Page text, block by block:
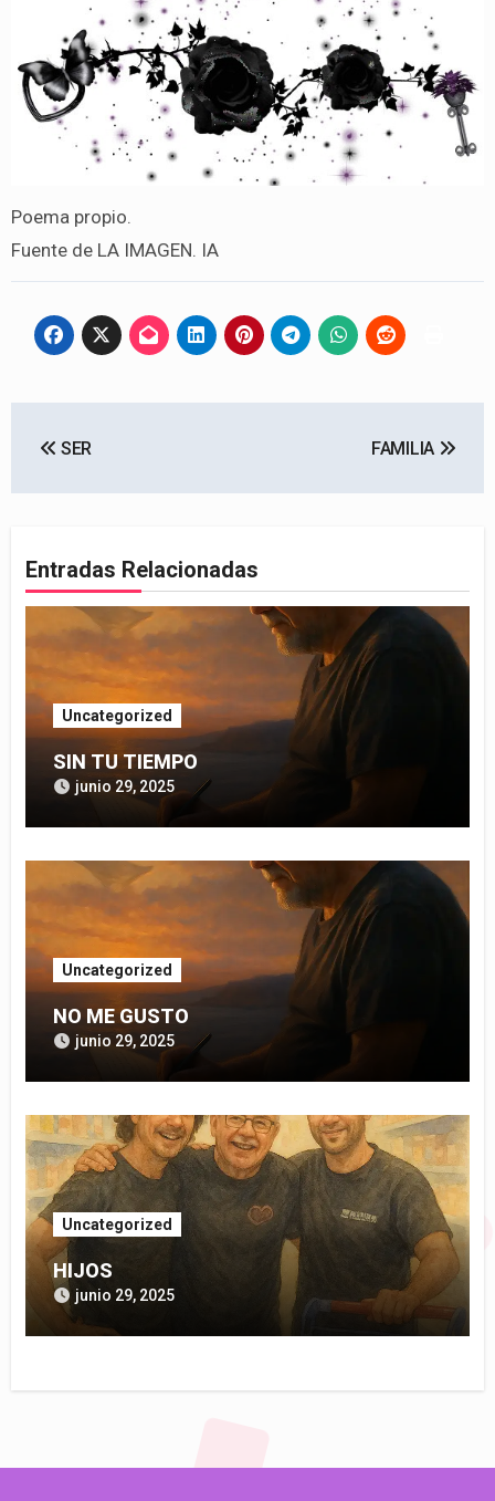
Poema propio.
Fuente de LA IMAGEN. IA
de SER FAMILIA
Entradas Relacionadas
Uncategorized
SIN TU TIEMPO
junio 29, 2025
Uncategorized
NO ME GUSTO
junio 29, 2025
Uncategorized
HIJOS
junio 29, 2025